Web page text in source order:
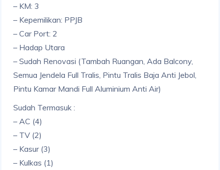
– KM: 3
– Kepemilikan: PPJB
– Car Port: 2
– Hadap Utara
– Sudah Renovasi (Tambah Ruangan, Ada Balcony,
Semua Jendela Full Tralis, Pintu Tralis Baja Anti Jebol,
Pintu Kamar Mandi Full Aluminium Anti Air)
Sudah Termasuk :
– AC (4)
– TV (2)
– Kasur (3)
– Kulkas (1)